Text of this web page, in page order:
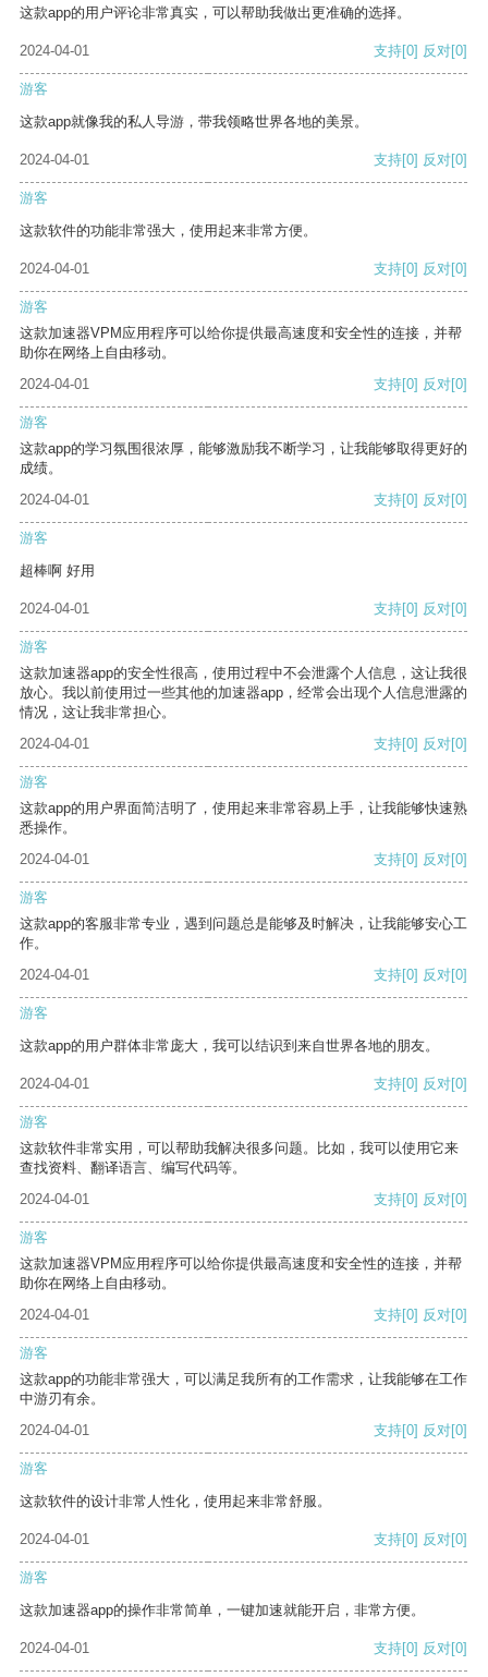
这款app的用户评论非常真实，可以帮助我做出更准确的选择。
2024-04-01 支持[0] 反对[0]
游客
这款app就像我的私人导游，带我领略世界各地的美景。
2024-04-01 支持[0] 反对[0]
游客
这款软件的功能非常强大，使用起来非常方便。
2024-04-01 支持[0] 反对[0]
游客
这款加速器VPM应用程序可以给你提供最高速度和安全性的连接，并帮
助你在网络上自由移动。
2024-04-01
支持[0] 反对[0]
游客
这款app的学习氛围很浓厚，能够激励我不断学习，让我能够取得更好的
成绩。
2024-04-01
支持[0] 反对[0]
游客
超棒啊 好用
2024-04-01 支持[0] 反对[0]
游客
这款加速器app的安全性很高，使用过程中不会泄露个人信息，这让我很
放心。我以前使用过一些其他的加速器app，经常会出现个人信息泄露的
情况，这让我非常担心。
2024-04-01
支持[0] 反对[0]
游客
这款app的用户界面简洁明了，使用起来非常容易上手，让我能够快速熟
悉操作。
2024-04-01
支持[0] 反对[0]
游客
这款app的客服非常专业，遇到问题总是能够及时解决，让我能够安心工
作。
2024-04-01
支持[0] 反对[0]
游客
这款app的用户群体非常庞大，我可以结识到来自世界各地的朋友。
2024-04-01 支持[0] 反对[0]
游客
这款软件非常实用，可以帮助我解决很多问题。比如，我可以使用它来
查找资料、翻译语言、编写代码等。
2024-04-01
支持[0] 反对[0]
游客
这款加速器VPM应用程序可以给你提供最高速度和安全性的连接，并帮
助你在网络上自由移动。
2024-04-01
支持[0] 反对[0]
游客
这款app的功能非常强大，可以满足我所有的工作需求，让我能够在工作
中游刃有余。
2024-04-01
支持[0] 反对[0]
游客
这款软件的设计非常人性化，使用起来非常舒服。
2024-04-01 支持[0] 反对[0]
游客
这款加速器app的操作非常简单，一键加速就能开启，非常方便。
2024-04-01 支持[0] 反对[0]